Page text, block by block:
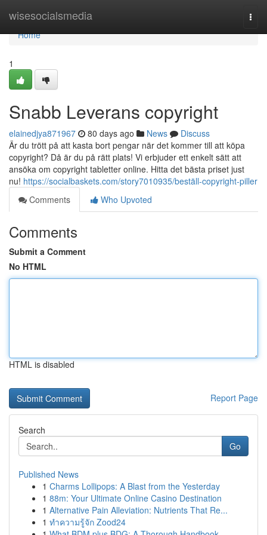
wisesocialsmedia
Home
Home
1
Snabb Leverans copyright
elainedjya871967 80 days ago News
Discuss
Är du trött på att kasta bort pengar när det kommer till att köpa
copyright? Då är du på rätt plats! Vi erbjuder ett enkelt sätt att
ansöka om copyright tabletter online. Hitta det bästa priset just
nu! https://socialbaskets.com/story7010935/beställ-copyright-piller
Comments
Who Upvoted
Comments
Submit a Comment
No HTML
HTML is disabled
Report Page
Search
Go
Published News
1 Charms Lollipops: A Blast from the Yesterday
1 88m: Your Ultimate Online Casino Destination
1 Alternative Pain Alleviation: Nutrients That Re...
1 ทำความรู้จัก Zood24